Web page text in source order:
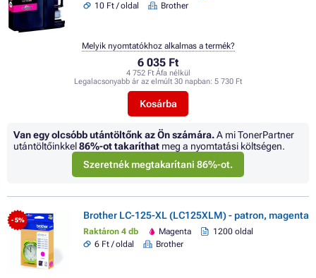
10 Ft / oldal
Brother
6 035 Ft
4 752 Ft Áfa nélkül
Legalacsonyabb ár az elmúlt 30 napban: 5 730 Ft
Kosárba
Melyik nyomtatókhoz alkalmas a termék?
Van egy olcsóbb utántöltőnk az Ön számára.A mi TonerPartner
utántöltőinkkel86%-ot takaríthat meg a nyomtatási költségen.
Szeretnék megtakarítani 86%-ot.
- 5% Brother LC-125-XL (LC125XLM) - patron, magenta
Raktáron 4 db Magenta
1200 oldal
6 Ft / oldal
Brother